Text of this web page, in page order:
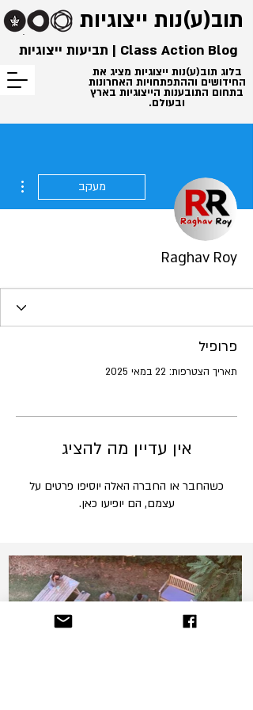
תוב(ע)נות ייצוגיות
בלוג תוב(ע)נות ייצוגיות מציג את
החידושים וההתפתחויות האחרונות
בתחום התובענות הייצוגיות בארץ
ובעולם.
Class Action Blog | תביעות ייצוגיות
מעקב
Raghav Roy
פרופיל
תאריך הצטרפות: 22 במאי 2025
אין עדיין מה להציג
כשהחבר או החברה האלה יוסיפו פרטים על
עצמם, הם יופיעו כאן.